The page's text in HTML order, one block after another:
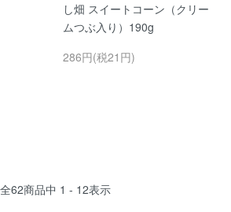
し畑 スイートコーン（クリー
ムつぶ入り）190g
286円(税21円)
全62商品中 1 - 12表示